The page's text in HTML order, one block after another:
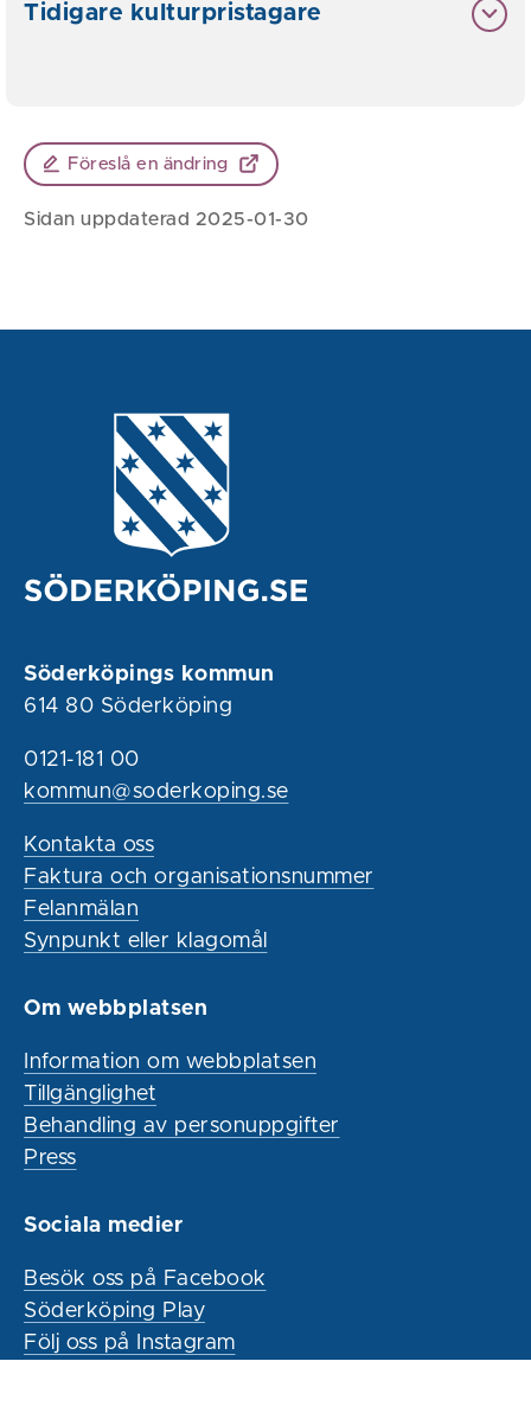
Tidigare kulturpristagare
Föreslå en ändring
Sidan uppdaterad 2025-01-30
Söderköpings kommun
614 80 Söderköping
0121-181 00
kommun@soderkoping.se
Kontakta oss
Faktura och organisationsnummer
Felanmälan
Synpunkt eller klagomål
Om webbplatsen
Information om webbplatsen
Tillgänglighet
Behandling av personuppgifter
Press
Sociala medier
Besök oss på Facebook
Söderköping Play
Följ oss på Instagram